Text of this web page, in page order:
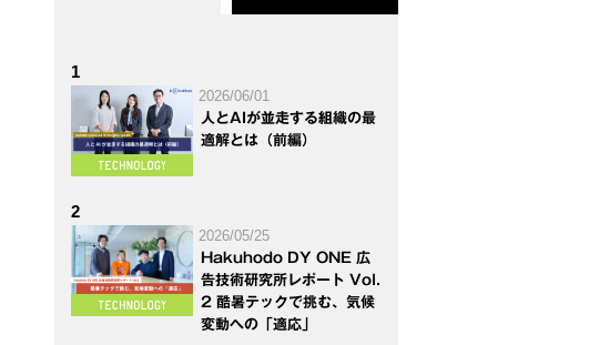
1
2026/06/01
人とAIが並走する組織の最
適解とは（前編）
2
2026/05/25
Hakuhodo DY ONE 広
告技術研究所レポート Vol.
2 酷暑テックで挑む、気候
変動への「適応」